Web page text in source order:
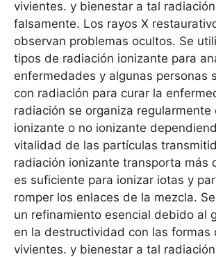
vivientes. y bienestar a tal
falsamente. Los rayos X
observan problemas ocultos. Se
tipos de radiación ionizante para
enfermedades y algunas personas
con radiación para curar la
radiación se organiza regularmente
ionizante o no ionizante
vitalidad de las partículas
radiación ionizante transporta más
es suficiente para ionizar iotas y
romper los enlaces de la mezcla.
un refinamiento esencial debido al
en la destructividad con las formas
vivientes. y bienestar a tal